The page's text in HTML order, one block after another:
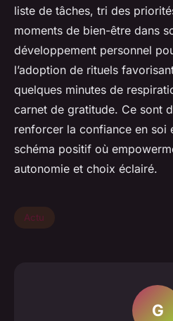
liste de tâches, tri des
moments de bien-être dans
développement personnel
l’adoption de rituels
quelques minutes de
carnet de gratitude. Ce sont
renforcer la confiance en soi
schéma positif où
autonomie et choix éclairé.
Actu
G